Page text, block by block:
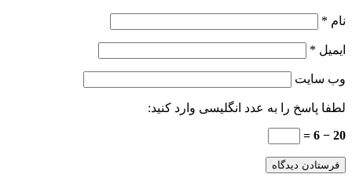
نام *
ایمیل *
وب‌ سایت
لطفا پاسخ را به عدد انگلیسی وارد کنید:
20 − 6 =